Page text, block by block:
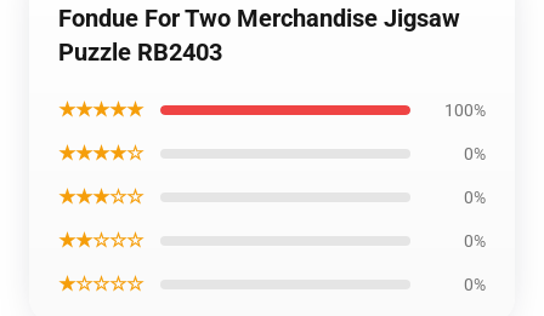
Fondue For Two Merchandise Jigsaw
Puzzle RB2403
★★★★★ 100%
★★★★☆ 0%
★★★☆☆ 0%
★★☆☆☆ 0%
★☆☆☆☆ 0%